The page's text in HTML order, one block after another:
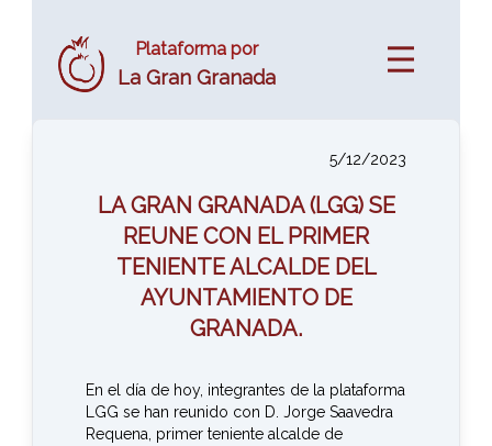
Plataforma por
La Gran Granada
5/12/2023
LA GRAN GRANADA (LGG) SE
REUNE CON EL PRIMER
TENIENTE ALCALDE DEL
AYUNTAMIENTO DE
GRANADA.
En el día de hoy, integrantes de la plataforma
LGG se han reunido con D. Jorge Saavedra
Requena, primer teniente alcalde de